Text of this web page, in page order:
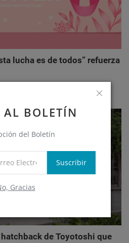
AL BOLETÍN
del Boletín
Suscribir
Gracias
lucha es de todos” refuerza
de Toyotoshi que